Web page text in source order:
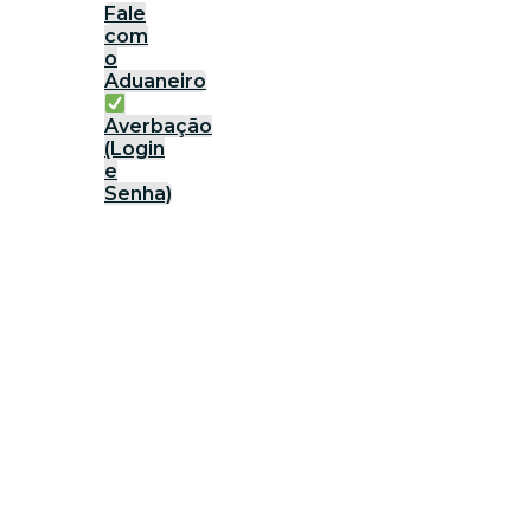
Fale
com
o
Aduaneiro
Averbação
(Login
e
Senha)